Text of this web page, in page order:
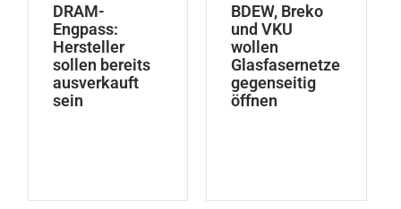
DRAM-
Engpass:
Hersteller
sollen bereits
ausverkauft
sein
BDEW, Breko
und VKU
wollen
Glasfasernetze
gegenseitig
öffnen